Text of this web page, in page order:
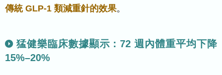
傳統 GLP-1 類減重針的效果。
猛健樂臨床數據顯示：72 週內體重平均下降
15%–20%